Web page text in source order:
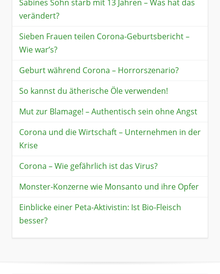
Sabines Sohn starb mit 13 Jahren – Was hat das
verändert?
Sieben Frauen teilen Corona-Geburtsbericht –
Wie war’s?
Geburt während Corona – Horrorszenario?
So kannst du ätherische Öle verwenden!
Mut zur Blamage! – Authentisch sein ohne Angst
Corona und die Wirtschaft – Unternehmen in der
Krise
Corona – Wie gefährlich ist das Virus?
Monster-Konzerne wie Monsanto und ihre Opfer
Einblicke einer Peta-Aktivistin: Ist Bio-Fleisch
besser?